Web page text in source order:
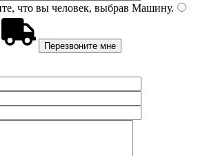
что вы человек, выбрав Машину.